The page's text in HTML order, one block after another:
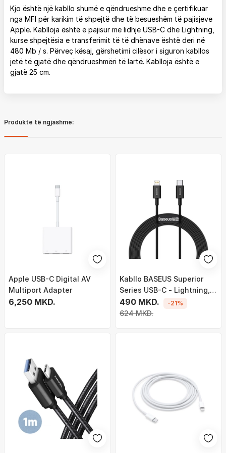
Kjo është një kabllo shumë e qëndrueshme dhe e çertifikuar
nga MFI për karikim të shpejtë dhe të besueshëm të pajisjeve
Apple. Kablloja është e pajisur me lidhje USB-C dhe Lightning,
kurse shpejtësia e transferimit të të dhënave është deri në
480 Mb / s. Përveç kësaj, gërshetimi cilësor i siguron kabllos
jetë të gjatë dhe qëndrueshmëri të lartë. Kablloja është e
gjatë 25 cm.
Produkte të ngjashme:
Apple USB-C Digital AV
Multiport Adapter
6,250 MKD.
Kabllo BASEUS Superior
Series USB-C - Lightning,
20W, 2m, e zezë
490 MKD.
624 MKD.
-21%